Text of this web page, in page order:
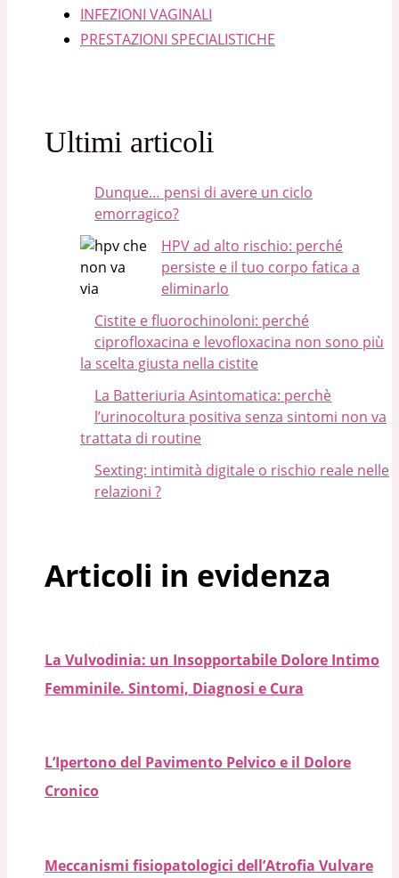
INFEZIONI VAGINALI
PRESTAZIONI SPECIALISTICHE
Ultimi articoli
Dunque… pensi di avere un ciclo
emorragico?
HPV ad alto rischio: perché
persiste e il tuo corpo fatica a
eliminarlo
Cistite e fluorochinoloni: perché
ciprofloxacina e levofloxacina non sono più
la scelta giusta nella cistite
La Batteriuria Asintomatica: perchè
l’urinocoltura positiva senza sintomi non va
trattata di routine
Sexting: intimità digitale o rischio reale nelle
relazioni ?
Articoli in evidenza
La Vulvodinia: un Insopportabile Dolore Intimo
Femminile. Sintomi, Diagnosi e Cura
L’Ipertono del Pavimento Pelvico e il Dolore
Cronico
Meccanismi fisiopatologici dell’Atrofia Vulvare